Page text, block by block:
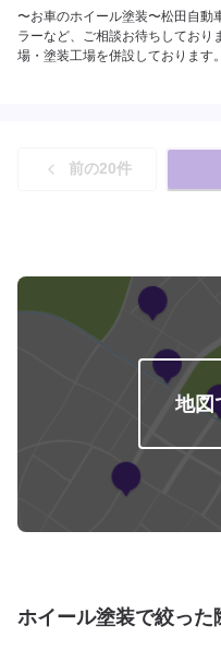
〜お車のホイール塗装〜松田自動
ラーなど、ご相談お待ちしており
場・塗装工場を併設しております
のない塗装面の乾燥も可能とな
ホコリが付着するといったこと
動車整備工場では、より美しい
車に使われるデュポンの自動車
【パーツについて】パーツ持ち込
ーにてお車とパーツの詳細をお送
て車種情報をお送りください。
前の20件
地図
ホイール塗装で絞った